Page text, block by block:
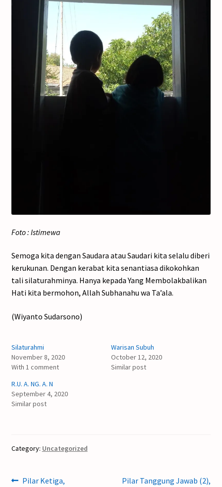
Foto : Istimewa
Semoga kita dengan Saudara atau Saudari kita selalu diberi
kerukunan. Dengan kerabat kita senantiasa dikokohkan
tali silaturahminya. Hanya kepada Yang Membolakbalikan
Hati kita bermohon, Allah Subhanahu wa Ta’ala.
(Wiyanto Sudarsono)
Silaturahmi
November 8, 2020
With 1 comment
Warisan Subuh
October 12, 2020
Similar post
R.U. A. NG. A. N
September 4, 2020
Similar post
Category: Uncategorized
Previous
Pilar Ketiga, Next
Pilar Tanggung Jawab (2),